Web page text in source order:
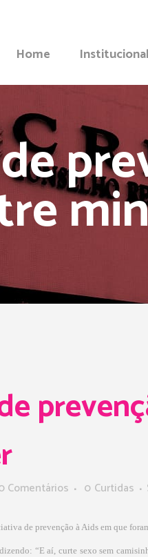
Home Institucional
Comentários 0 Curtidas
de prevenção à Aids em que
“E aí, curte sexo sem